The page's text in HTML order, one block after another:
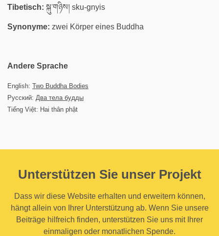
Tibetisch: སྐུ་གཉིས། sku-gnyis
Synonyme: zwei Körper eines Buddha
Andere Sprache
English: Two Buddha Bodies
Русский: Два тела будды
Tiếng Việt: Hai thân phật
Unterstützen Sie unser Projekt
Dass wir diese Website erhalten und erweitern können,
hängt allein von Ihrer Unterstützung ab. Wenn Sie unsere
Beiträge hilfreich finden, unterstützen Sie uns mit Ihrer
einmaligen oder monatlichen Spende.